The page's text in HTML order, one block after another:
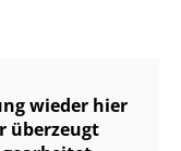
wieder hier
überzeugt